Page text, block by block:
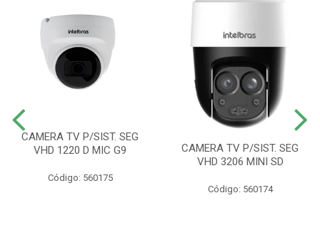
CAMERA TV P/SIST. SEG
VHD 1220 D MIC G9
Código: 560175
CAMERA TV P/SIST. SEG
VHD 3206 MINI SD
Código: 560174